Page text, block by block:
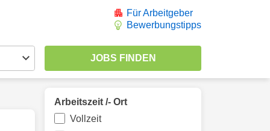
Für Arbeitgeber
Bewerbungstipps
Arbeitszeit /- Ort
Vollzeit